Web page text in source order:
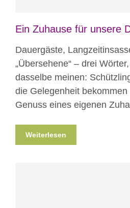
Ein Zuhause für unsere
Dauergäste,
„Übersehene“ – drei
dasselbe meinen:
die Gelegenheit
Genuss eines eigenen
Weiterlesen